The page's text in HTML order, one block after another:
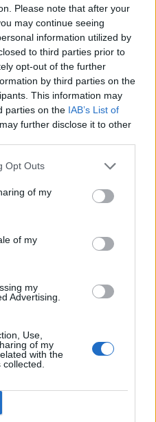
Please note that after your
may continue seeing
information utilized by
to third parties prior to
opt-out of the further
by third parties on the
This information may
parties on the IAB’s List of
further disclose it to other
Opt Outs
of my
of my
my
Advertising.
Use,
of my
with the